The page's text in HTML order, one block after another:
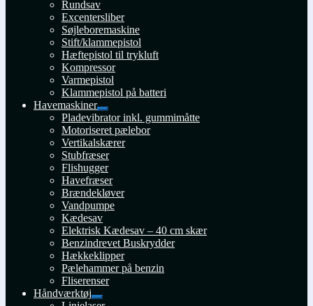
Rundsav
Excentersliber
Søjleboremaskine
Stift/klammepistol
Hæftepistol til trykluft
Kompressor
Varmepistol
Klammepistol på batteri
Havemaskiner
Udfold
undermenu
Pladevibrator inkl. gummimåtte
Motoriseret pælebor
Vertikalskærer
Stubfræser
Flishugger
Havefræser
Brændekløver
Vandpumpe
Kædesav
Elektrisk Kædesav – 40 cm skær
Benzindrevet Buskrydder
Hækkeklipper
Pælehammer på benzin
Fliserenser
Håndværktøj
Udfold